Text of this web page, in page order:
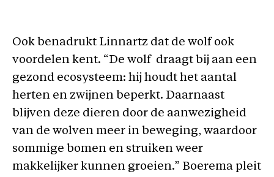
Ook benadrukt Linnartz dat de wolf ook
voordelen kent. “De wolf draagt bij aan een
gezond ecosysteem: hij houdt het aantal
herten en zwijnen beperkt. Daarnaast
blijven deze dieren door de aanwezigheid
van de wolven meer in beweging, waardoor
sommige bomen en struiken weer
makkelijker kunnen groeien.” Boerema pleit